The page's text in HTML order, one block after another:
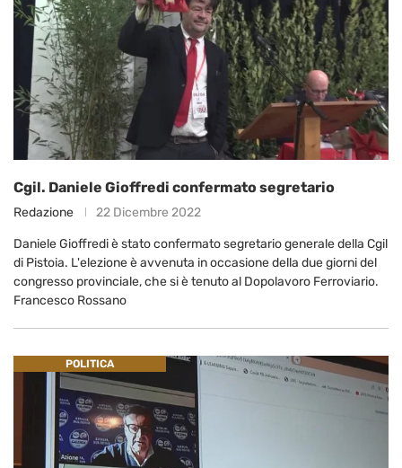
Cgil. Daniele Gioffredi confermato segretario
Redazione 22 Dicembre 2022
Daniele Gioffredi è stato confermato segretario generale della Cgil
di Pistoia. L'elezione è avvenuta in occasione della due giorni del
congresso provinciale, che si è tenuto al Dopolavoro Ferroviario.
Francesco Rossano
POLITICA